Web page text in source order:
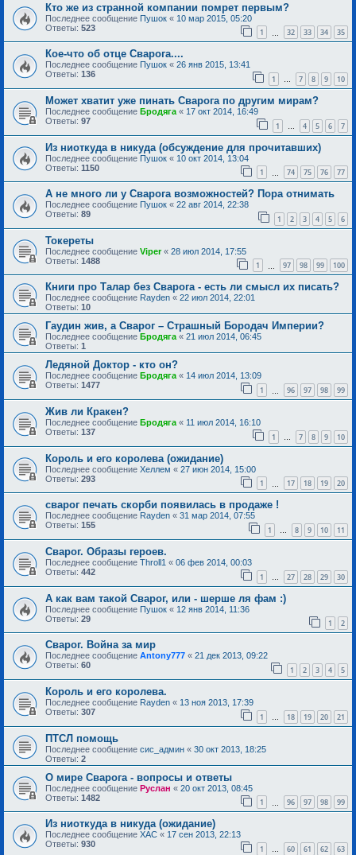
Кто же из странной компании помрет первым?
Последнее сообщение Пушок « 10 мар 2015, 05:20
Ответы: 523 1 32 33 34 35
Кое-что об отце Сварога....
Последнее сообщение Пушок « 26 янв 2015, 13:41
Ответы: 136 1 … 7 8 9 10
Может хватит уже пинать Сварога по другим мирам?
Последнее сообщение Бродяга « 17 окт 2014, 16:49
Ответы: 97 1 4 5 6 7
Из ниоткуда в никуда (обсуждение для прочитавших)
Последнее сообщение Пушок « 10 окт 2014, 13:04
Ответы: 1150 1 74 75 76 77
А не много ли у Сварога возможностей? Пора отнимать
Последнее сообщение Пушок « 22 авг 2014, 22:38
Ответы: 89 1 2 3 4 5 6
Токереты
Последнее сообщение Viper« 28 июл 2014, 17:55
Ответы: 1488 1 97 98 99 100
Книги про Талар без Сварога - есть ли смысл их писать?
Последнее сообщение Rayden « 22 июл 2014, 22:01
Ответы: 10
Гаудин жив, а Сварог – Страшный Бородач Империи?
Последнее сообщение Бродяга« 21 июл 2014, 06:45
Ответы: 1
Ледяной Доктор - кто он?
Последнее сообщение Бродяга« 14 июл 2014, 13:09
Ответы: 1477 1 96 97 98 99
Жив ли Кракен?
Последнее сообщение Бродяга « 11 июл 2014, 16:10
Ответы: 137 1 … 7 8 9 10
Король и его королева (ожидание)
Последнее сообщение Хеллем « 27 июн 2014, 15:00
Ответы: 293 1 17 18 19 20
сварог печать скорби появилась в продаже !
Последнее сообщение Rayden « 31 мар 2014, 07:55
Ответы: 155 1 … 8 9 10 11
Сварог. Образы героев.
Последнее сообщение Throll1 « 06 фев 2014, 00:03
Ответы: 442 1 … 27 28 29 30
А как вам такой Сварог, или - шерше ля фам :)
Последнее сообщение Пушок « 12 янв 2014, 11:36
Ответы: 29 1 2
Сварог. Война за мир
Последнее сообщение Antony777 « 21 дек 2013, 09:22
Ответы: 60 1 2 3 4 5
Король и его королева.
Последнее сообщение Rayden « 13 ноя 2013, 17:39
Ответы: 307 1 … 18 19 20 21
ПТСЛ помощь
Последнее сообщение сис_админ « 30 окт 2013, 18:25
Ответы: 2
О мире Сварога - вопросы и ответы
Последнее сообщение Руслан « 20 окт 2013, 08:45
Ответы: 1482 1 96 97 98 99
Из ниоткуда в никуда (ожидание)
Последнее сообщение ХАС « 17 сен 2013, 22:13
Ответы: 930 1 … 60 61 62 63